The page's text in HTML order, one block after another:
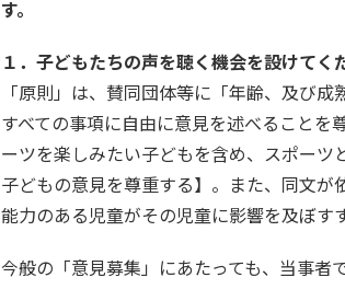
す。
１．子どもたちの声を聴く機会を設けてく
「原則」は、賛同団体等に「年齢、及び
すべての事項に自由に意見を述べること
ーツを楽しみたい子どもを含め、スポー
子どもの意見を尊重する】。また、同文
能力のある児童がその児童に影響を及ぼす
今般の「意見募集」にあたっても、当事者